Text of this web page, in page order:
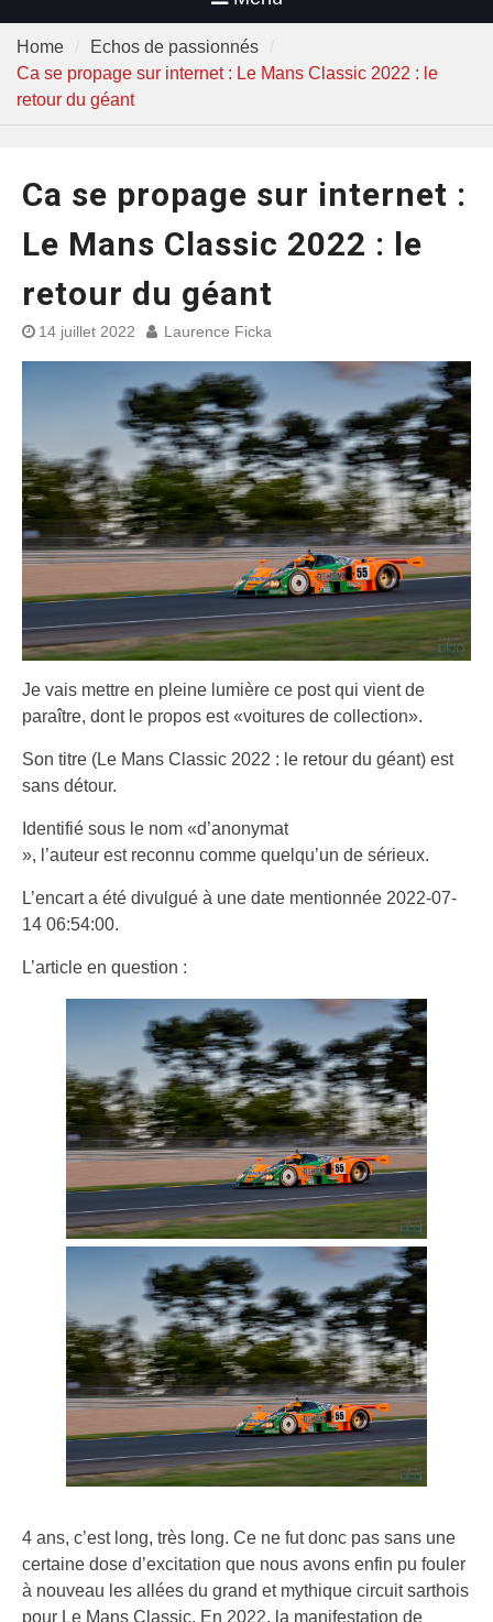
Home
Echos de passionnés
Ca se propage sur internet : Le Mans Classic 2022 : le
retour du géant
Ca se propage sur internet :
Le Mans Classic 2022 : le
retour du géant
14 juillet 2022 Laurence Ficka
Je vais mettre en pleine lumière ce post qui vient de
paraître, dont le propos est «voitures de collection».
Son titre (Le Mans Classic 2022 : le retour du géant) est
sans détour.
Identifié sous le nom «d’anonymat
», l’auteur est reconnu comme quelqu’un de sérieux.
L’encart a été divulgué à une date mentionnée 2022-07-
14 06:54:00.
L’article en question :
4 ans, c’est long, très long. Ce ne fut donc pas sans une
certaine dose d’excitation que nous avons enfin pu fouler
à nouveau les allées du grand et mythique circuit sarthois
pour Le Mans Classic. En 2022, la manifestation de